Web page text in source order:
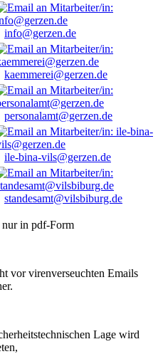
info@gerzen.de
kaemmerei@gerzen.de
personalamt@gerzen.de
ile-bina-vils@gerzen.de
standesamt@vilsbiburg.de
vor virenverseuchten Emails
Lage wird